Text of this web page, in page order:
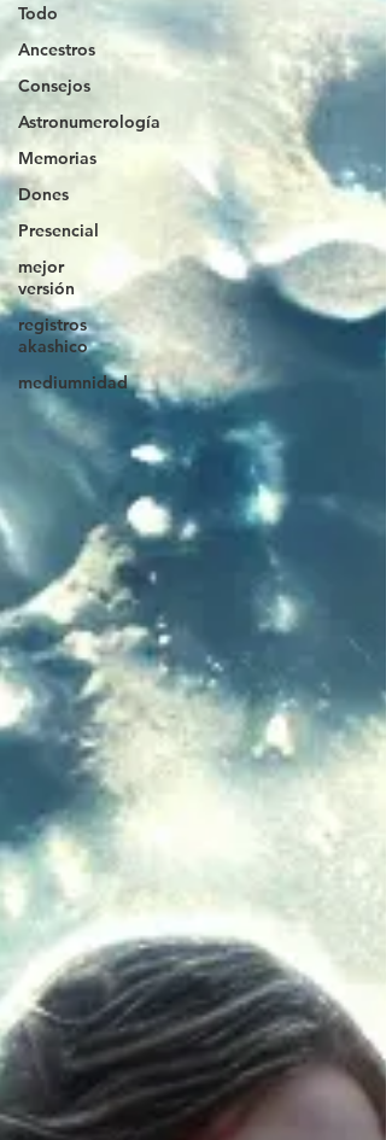
Todo
Ancestros
Consejos
Astronumerología
Memorias
Dones
Presencial
mejor
versión
registros
akashico
mediumnidad